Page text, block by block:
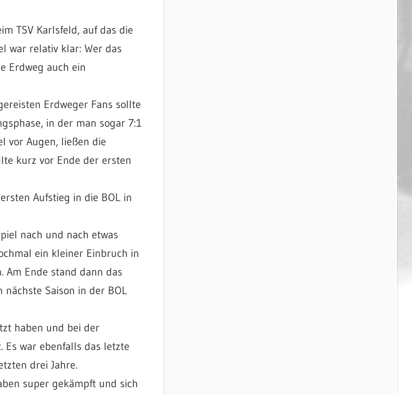
TSV Karlsfeld, auf das die
war relativ klar: Wer das
Erdweg auch ein
Erdweger Fans sollte
in der man sogar 7:1
vor Augen, ließen die
kurz vor Ende der ersten
Aufstieg in die BOL in
nach und nach etwas
ein kleiner Einbruch in
Ende stand dann das
Saison in der BOL
haben und bei der
Es war ebenfalls das letzte
drei Jahre.
super gekämpft und sich